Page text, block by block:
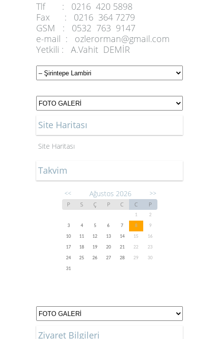
Tlf :
0216 420 5898
Fax :
0216 364 7279
GSM :
0532 763 9147
e-mail :
ozlerorman@gmail.com
Yetkili :
A.Vahit DEMİR
Site Haritası
Site Haritası
Takvim
<< Ağustos 2026 >>
P S Ç P C C P
1
2
3
4 5 6 7 8
9
10
11 12 13 14 15
16
17
18 19 20 21 22
23
24
25 26 27 28 29
30
31
Ziyaret Bilgileri